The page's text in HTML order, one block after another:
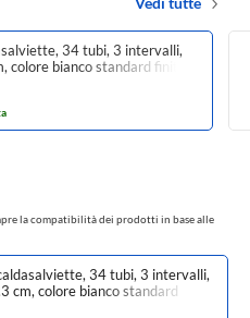
34 tubi, 3 intervalli,
colore bianco standard finitura
la compatibilità dei prodotti in base alle
34 tubi, 3 intervalli,
cm, colore bianco standard
EIG053B01IR01NNN01